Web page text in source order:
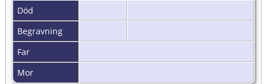
Död
Begravning
Far
Mor